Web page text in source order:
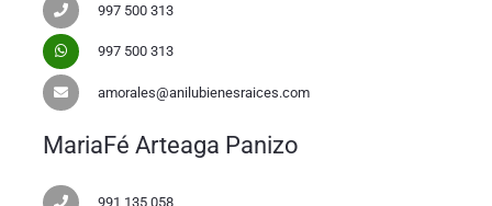
997 500 313
997 500 313
amorales@anilubienesraices.com
MariaFé Arteaga Panizo
991 135 058